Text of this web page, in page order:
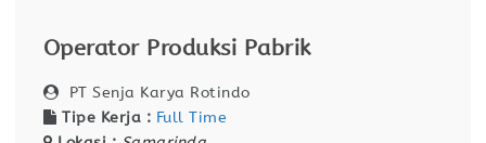
Operator Produksi Pabrik
PT Senja Karya Rotindo
Tipe Kerja : Full Time